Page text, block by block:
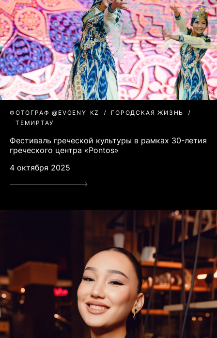
ФОТОГРАФ @EVGENY_KZ
ГОРОДСКАЯ ЖИЗНЬ
ТЕМИРТАУ
Фестиваль греческой культуры в рамках 30-летия
греческого центра «Pontos»
4 октября 2025